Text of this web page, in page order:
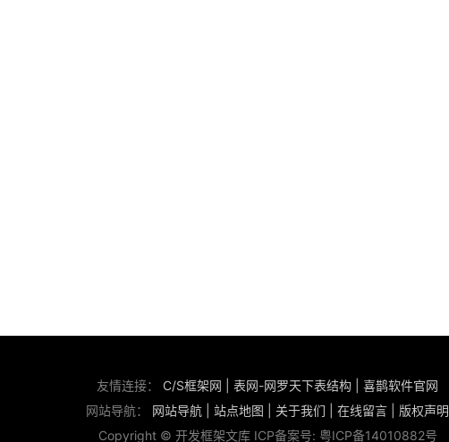
友情连接： C/S框架网 表网-网罗天下表结构
喜鹊软件官网
网站导航： 网站导航 站点地图 关于我们 在线留言
版权声明
Copyright © 开发框架文库 ICP备案号: 粤ICP备14010882号